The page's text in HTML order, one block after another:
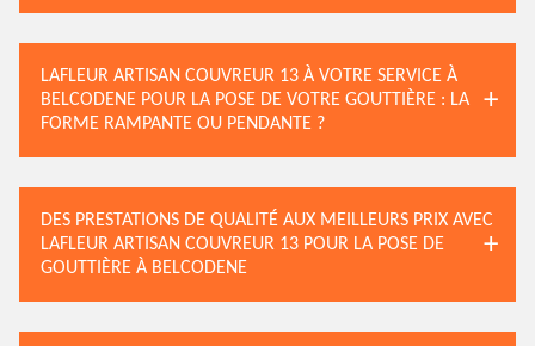
LAFLEUR ARTISAN COUVREUR 13 À VOTRE SERVICE À
BELCODENE POUR LA POSE DE VOTRE GOUTTIÈRE : LA
FORME RAMPANTE OU PENDANTE ?
DES PRESTATIONS DE QUALITÉ AUX MEILLEURS PRIX AVEC
LAFLEUR ARTISAN COUVREUR 13 POUR LA POSE DE
GOUTTIÈRE À BELCODENE